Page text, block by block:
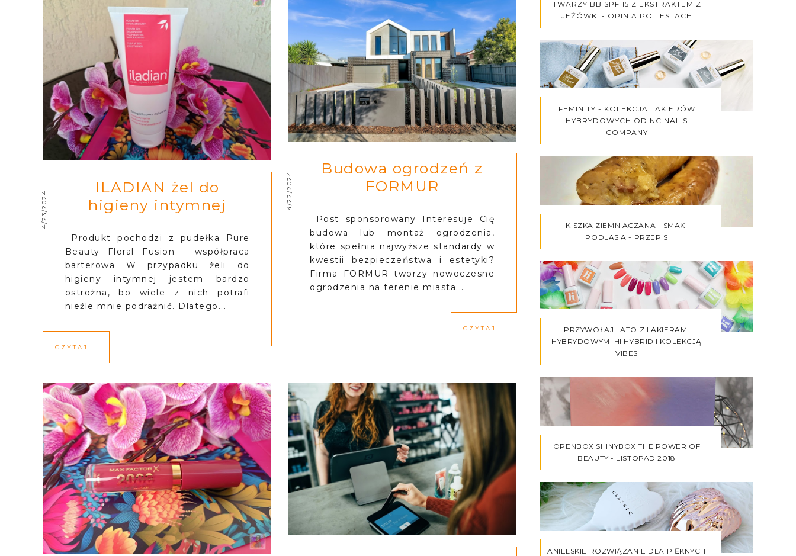
4/23/2024
ILADIAN żel do
higieny intymnej
Produkt pochodzi z pudełka Pure
Beauty Floral Fusion - współpraca
barterowa W przypadku żeli do
higieny intymnej jestem bardzo
ostrożna, bo wiele z nich potrafi
nieźle mnie podrażnić. Dlatego...
CZYTAJ...
4/22/2024
Budowa ogrodzeń z
FORMUR
Post sponsorowany Interesuje Cię
budowa lub montaż ogrodzenia,
które spełnia najwyższe standardy w
kwestii bezpieczeństwa i estetyki?
Firma FORMUR tworzy nowoczesne
ogrodzenia na terenie miasta...
CZYTAJ...
TWARZY BB SPF 15 Z EKSTRAKTEM Z
JEŻÓWKI - OPINIA PO TESTACH
FEMINITY - KOLEKCJA LAKIERÓW
HYBRYDOWYCH OD NC NAILS
COMPANY
KISZKA ZIEMNIACZANA - SMAKI
PODLASIA - PRZEPIS
PRZYWOŁAJ LATO Z LAKIERAMI
HYBRYDOWYMI HI HYBRID I KOLEKCJĄ
VIBES
OPENBOX SHINYBOX THE POWER OF
BEAUTY - LISTOPAD 2018
ANIELSKIE ROZWIĄZANIE DLA PIĘKNYCH